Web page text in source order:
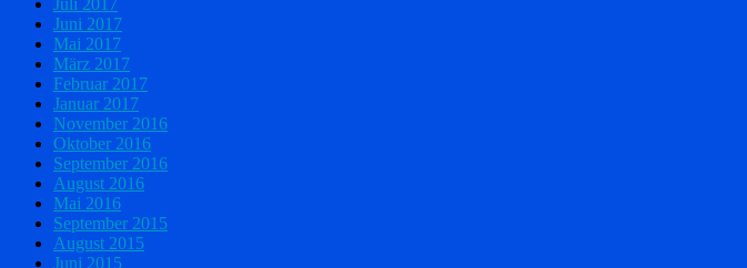
Juli 2017
Juni 2017
Mai 2017
März 2017
Februar 2017
Januar 2017
November 2016
Oktober 2016
September 2016
August 2016
Mai 2016
September 2015
August 2015
Juni 2015